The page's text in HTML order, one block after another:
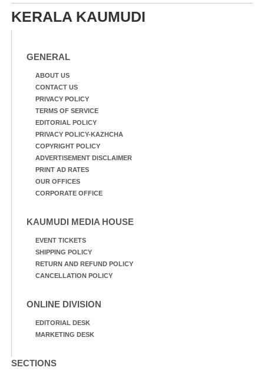
KERALA KAUMUDI
GENERAL
ABOUT US
CONTACT US
PRIVACY POLICY
TERMS OF SERVICE
EDITORIAL POLICY
PRIVACY POLICY-KAZHCHA
COPYRIGHT POLICY
ADVERTISEMENT DISCLAIMER
PRINT AD RATES
OUR OFFICES
CORPORATE OFFICE
KAUMUDI MEDIA HOUSE
EVENT TICKETS
SHIPPING POLICY
RETURN AND REFUND POLICY
CANCELLATION POLICY
ONLINE DIVISION
EDITORIAL DESK
MARKETING DESK
SECTIONS